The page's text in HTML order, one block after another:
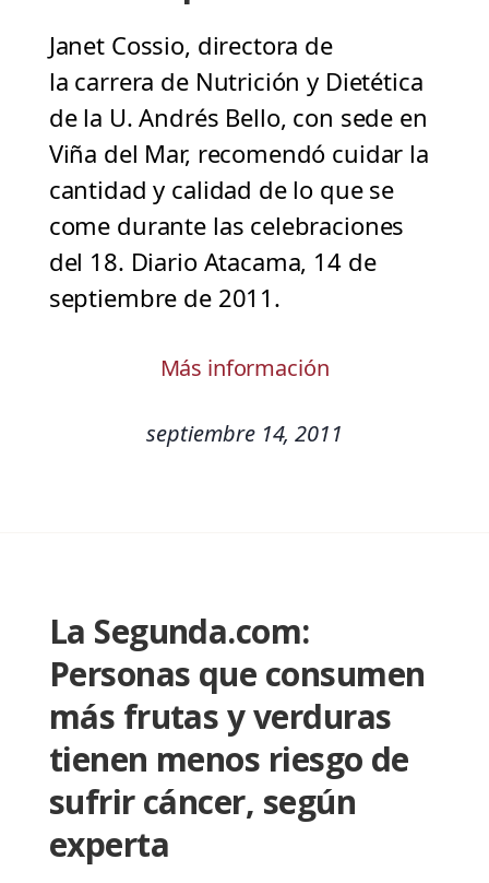
Janet Cossio, directora de
la carrera de Nutrición y Dietética
de la U. Andrés Bello, con sede en
Viña del Mar, recomendó cuidar la
cantidad y calidad de lo que se
come durante las celebraciones
del 18. Diario Atacama, 14 de
septiembre de 2011.
Más información
septiembre 14, 2011
La Segunda.com:
Personas que consumen
más frutas y verduras
tienen menos riesgo de
sufrir cáncer, según
experta